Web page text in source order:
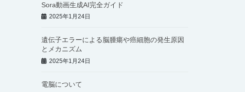
Sora動画生成AI完全ガイド
2025年1月24日
遺伝子エラーによる脳腫瘍や癌細胞の発生原因
とメカニズム
2025年1月24日
電脳について